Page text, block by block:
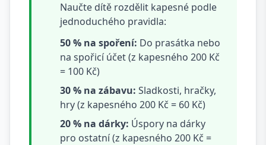
Naučte dítě rozdělit kapesné podle
jednoduchého pravidla:
50 % na spoření: Do prasátka nebo
na spořicí účet (z kapesného 200 Kč
= 100 Kč)
30 % na zábavu: Sladkosti, hračky,
hry (z kapesného 200 Kč = 60 Kč)
20 % na dárky: Úspory na dárky
pro ostatní (z kapesného 200 Kč =